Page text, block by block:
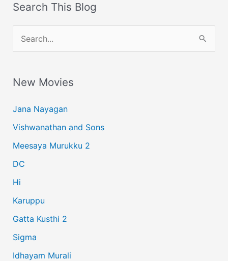
Search This Blog
e
r
h
f
o
r
:
New Movies
Jana Nayagan
Vishwanathan and Sons
Meesaya Murukku 2
DC
Hi
Karuppu
Gatta Kusthi 2
Sigma
Idhayam Murali